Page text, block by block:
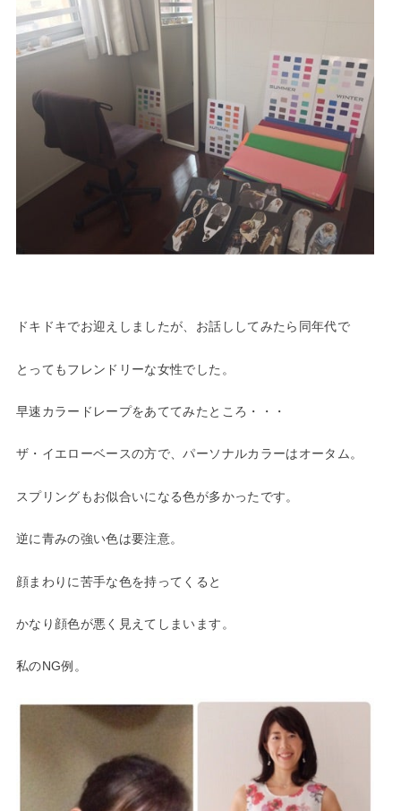
ドキドキでお迎えしましたが、お話ししてみたら同年代で
とってもフレンドリーな女性でした。
早速カラードレープをあててみたところ・・・
ザ・イエローベースの方で、パーソナルカラーはオータム。
スプリングもお似合いになる色が多かったです。
逆に青みの強い色は要注意。
顔まわりに苦手な色を持ってくると
かなり顔色が悪く見えてしまいます。
私のNG例。